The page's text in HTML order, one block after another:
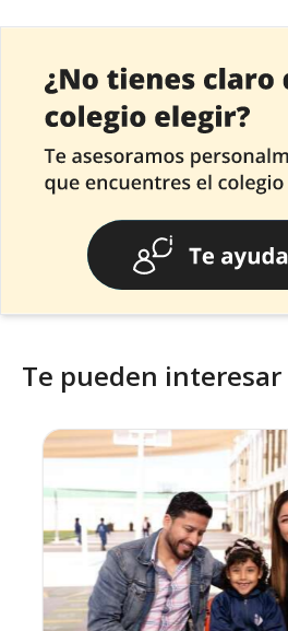
Te pueden interesar